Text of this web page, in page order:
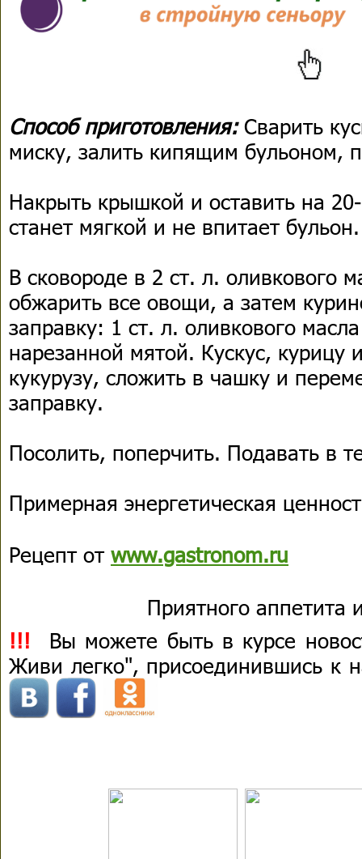
Способ приготовления:Сварить
миску, залить кипящим бульоном,
Накрыть крышкой и оставить на
станет мягкой и не впитает бульон.
В сковороде в 2 ст. л. оливкового
обжарить все овощи, а затем
заправку: 1 ст. л. оливкового
нарезанной мятой. Кускус,
кукурузу, сложить в чашку и
заправку.
Посолить, поперчить. Подавать в
Примерная энергетическая
Рецепт от www.gastronom.ru
Приятного аппетита
!!! Вы можете быть в курсе
Живи легко", присоединившись к